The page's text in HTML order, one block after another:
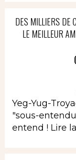
DES MILLIERS DE
LE MEILLEUR
Yeg-Yug-
"sous-
entend ! Lire